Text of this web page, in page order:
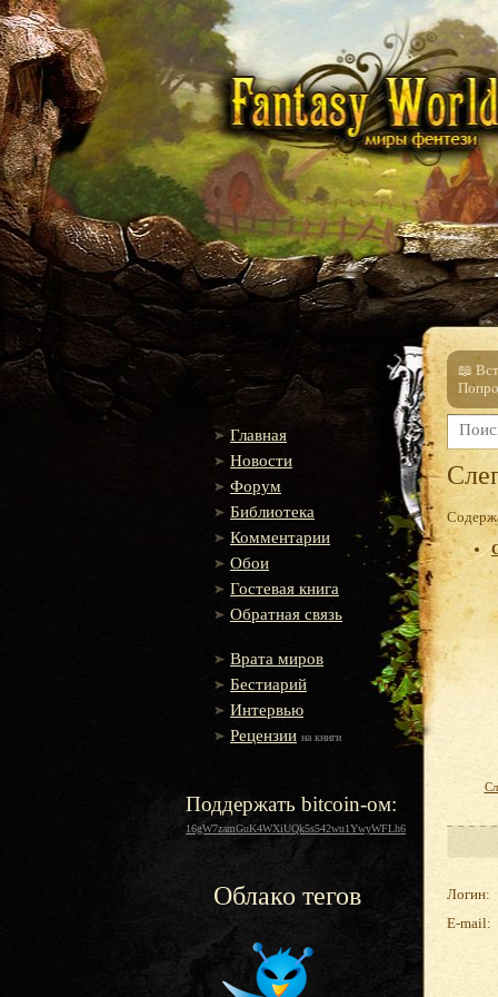
Главная
Новости
Форум
Библиотека
Комментарии
Обои
Гостевая книга
Обратная связь
Врата миров
Бестиарий
Интервью
Рецензии на книги
Поддержать bitcoin-ом:
16gW7zamGuK4WXiUQk5s542wu1YwyWFLh6
Облако тегов
📖
Логин:
E-mail: